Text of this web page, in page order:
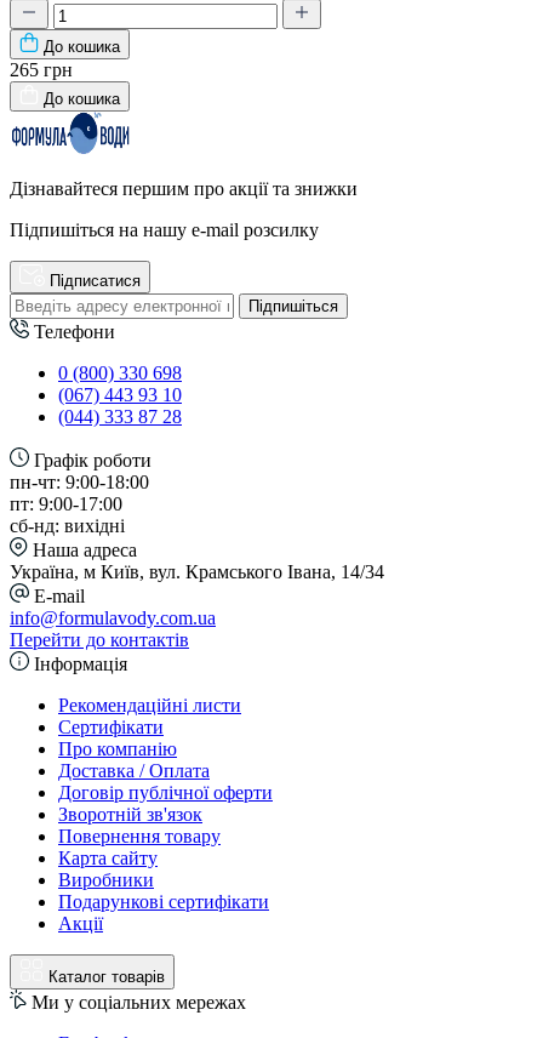
До кошика
265 грн
До кошика
Дізнавайтеся першим про акції та знижки
Підпишіться на нашу e-mail розсилку
Підписатися
Підпишіться
Телефони
0 (800) 330 698
(067) 443 93 10
(044) 333 87 28
Графік роботи
пн-чт: 9:00-18:00
пт: 9:00-17:00
сб-нд: вихідні
Наша адреса
Україна, м Київ, вул. Крамського Івана, 14/34
E-mail
info@formulavody.com.ua
Перейти до контактів
Інформація
Рекомендаційні листи
Сертифікати
Про компанію
Доставка / Оплата
Договір публічної оферти
Зворотній зв'язок
Повернення товару
Карта сайту
Виробники
Подарункові сертифікати
Акції
Каталог товарів
Ми у соціальних мережах